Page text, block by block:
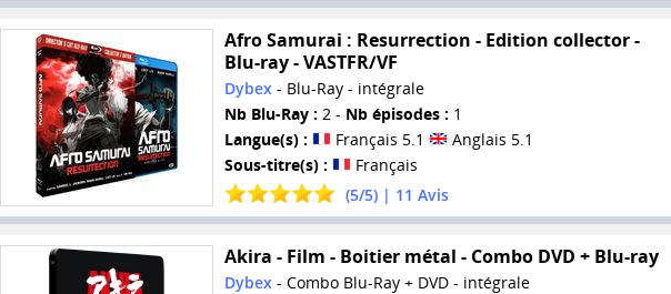
Afro Samurai : Resurrection - Edition collector -
Blu-ray - VASTFR/VF
Dybex- Blu-Ray - intégrale
Nb Blu-Ray : 2 - Nb épisodes : 1
Langue(s) :
Français 5.1
Anglais 5.1
Sous-titre(s) :
Français
(5/5) | 11 Avis
Akira - Film - Boitier métal - Combo DVD + Blu-ray
Dybex - Combo Blu-Ray + DVD - intégrale